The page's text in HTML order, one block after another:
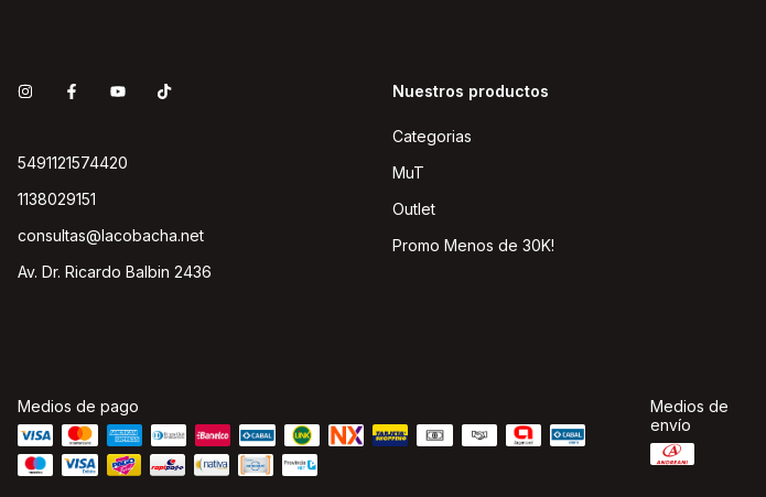
5491121574420
1138029151
consultas@lacobacha.net
Av. Dr. Ricardo Balbin 2436
Nuestros productos
Categorias
MuT
Outlet
Promo Menos de 30K!
Medios de pago
Medios de
envío